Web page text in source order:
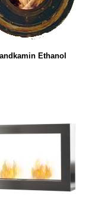
Ethanol